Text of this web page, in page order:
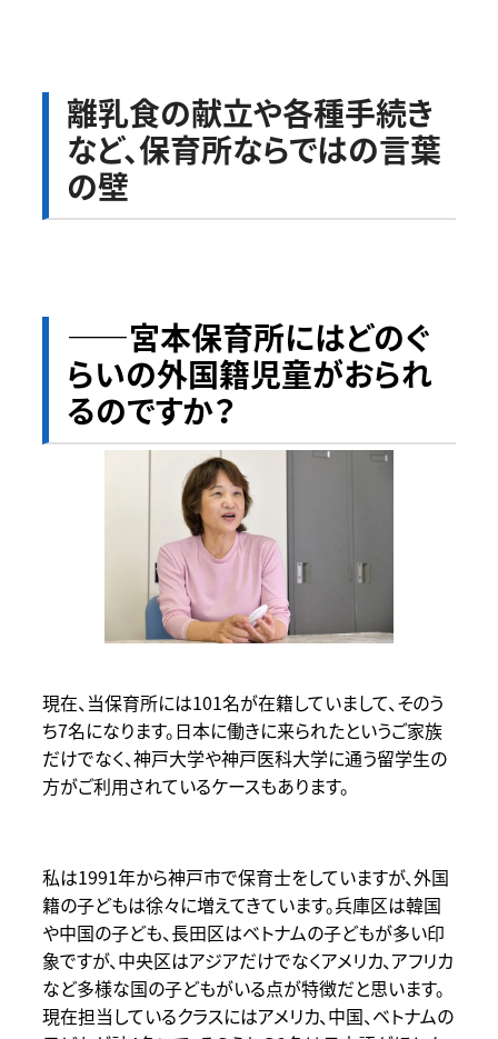
離乳食の献立や各種手続き
など、保育所ならではの言葉
の壁
――宮本保育所にはどのぐ
らいの外国籍児童がおられ
るのですか？
現在、当保育所には101名が在籍していまして、そのう
ち7名になります。日本に働きに来られたというご家族
だけでなく、神戸大学や神戸医科大学に通う留学生の
方がご利用されているケースもあります。
私は1991年から神戸市で保育士をしていますが、外国
籍の子どもは徐々に増えてきています。兵庫区は韓国
や中国の子ども、長田区はベトナムの子どもが多い印
象ですが、中央区はアジアだけでなくアメリカ、アフリカ
など多様な国の子どもがいる点が特徴だと思います。
現在担当しているクラスにはアメリカ、中国、ベトナムの